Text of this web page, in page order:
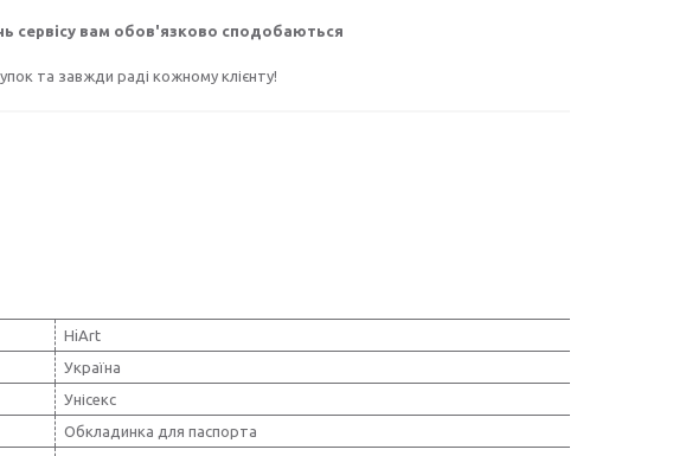
сервісу вам обов'язково сподобаються
та завжди раді кожному клієнту!
HiArt
Україна
Унісекс
Обкладинка для паспорта